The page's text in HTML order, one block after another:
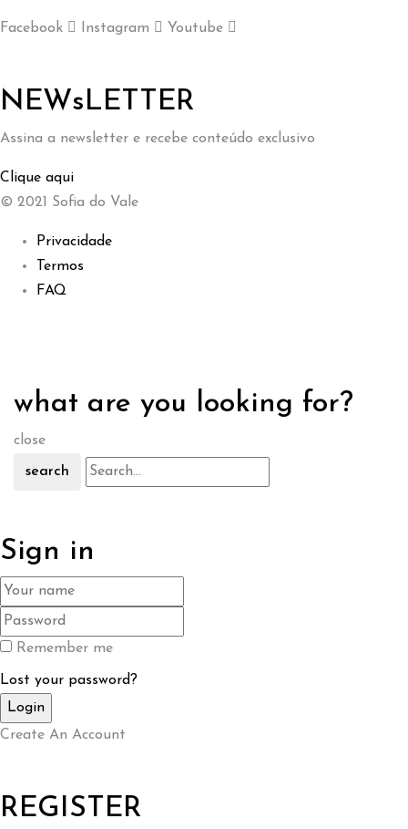
Facebook Instagram Youtube
NEWsLETTER
Assina a newsletter e recebe conteúdo exclusivo
Clique aqui
© 2021 Sofia do Vale
Privacidade
Termos
FAQ
what are you looking for?
close
search
Sign in
Remember me
Lost your password?
Create An Account
REGISTER